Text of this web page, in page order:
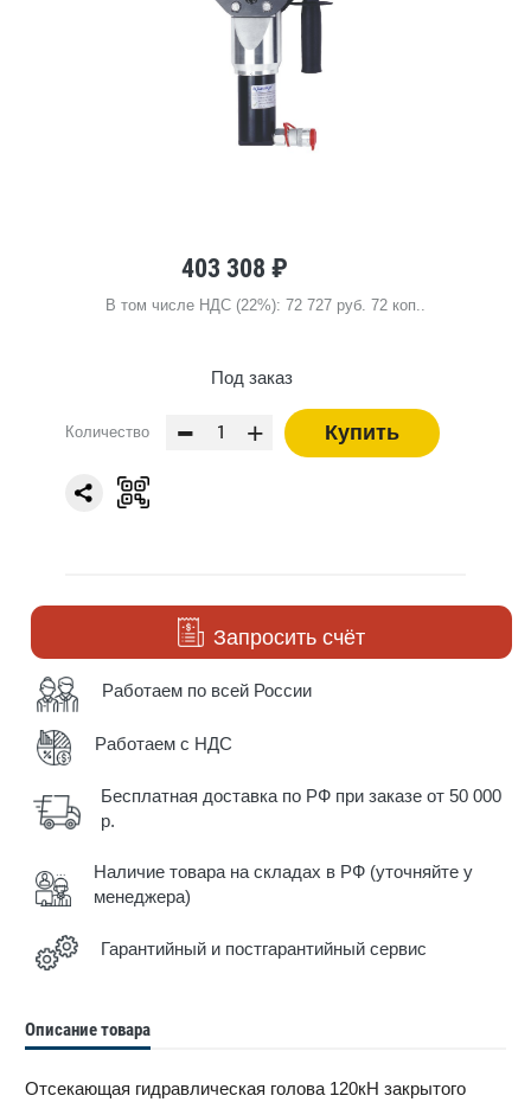
403 308 ₽
В том числе НДС (22%): 72 727 руб. 72 коп..
Под заказ
Количество - + Купить
Запросить счёт
Работаем по всей России
Работаем с НДС
Бесплатная доставка по РФ при заказе от 50 000
р.
Наличие товара на складах в РФ (уточняйте у
менеджера)
Гарантийный и постгарантийный сервис
Описание товара
Отсекающая гидравлическая голова 120кН закрытого